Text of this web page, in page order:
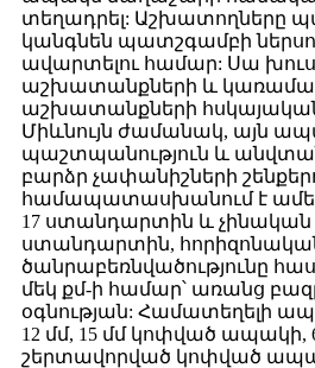
տեղադրել: Աշխատողները
կանգնեն պատշգամբի
ավարտելու համար: Սա
աշխատանքների և
աշխատանքների
Միևնույն ժամանակ, այն
պաշտպանություն և
բարձր չափանիշների
համապատասխանում է
17 ստանդարտին և չինական
ստանդարտին,
ծանրաբեռնվածությունը
մեկ քմ-ի համար՝ առանց
օգնության: Համատեղելի
12 մմ, 15 մմ կոփված ապակի,
շերտավորված կոփված